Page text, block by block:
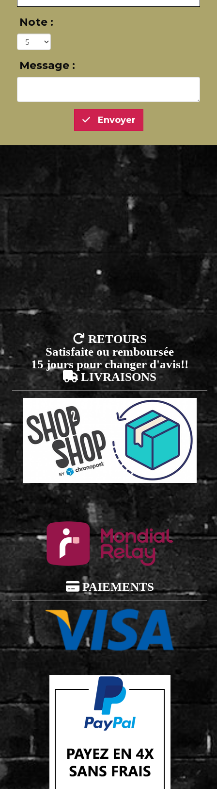
Note :
Message :
Envoyer
 RETOURS
Satisfaite ou remboursée
15 jours pour changer d'avis!!
 LIVRAISONS
 PAIEMENTS